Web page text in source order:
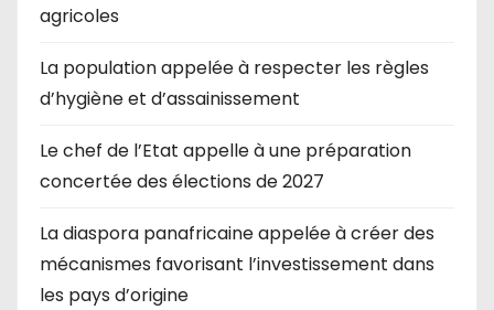
agricoles
La population appelée à respecter les règles
d’hygiène et d’assainissement
Le chef de l’Etat appelle à une préparation
concertée des élections de 2027
La diaspora panafricaine appelée à créer des
mécanismes favorisant l’investissement dans
les pays d’origine